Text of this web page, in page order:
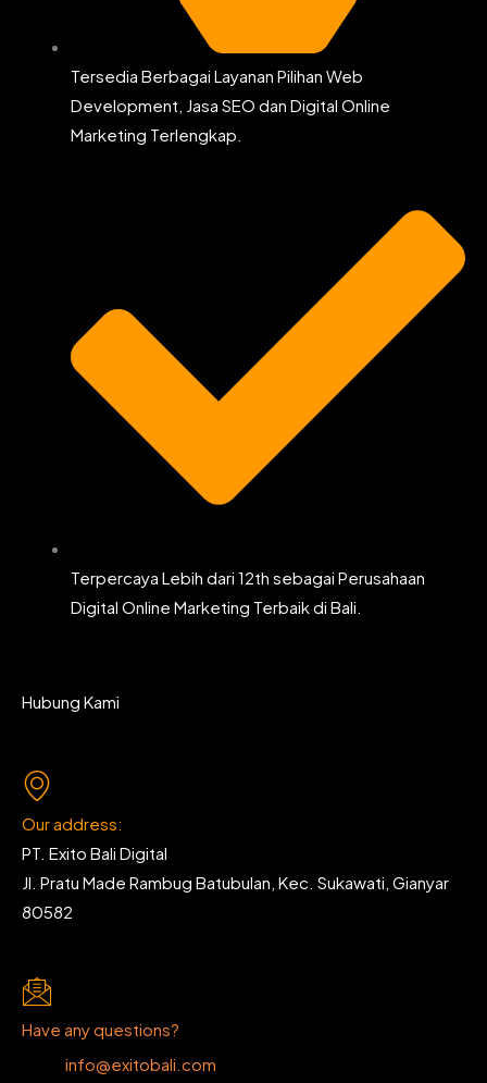
Tersedia Berbagai Layanan Pilihan Web
Development, Jasa SEO dan Digital Online
Marketing Terlengkap.
Terpercaya Lebih dari 12th sebagai Perusahaan
Digital Online Marketing Terbaik di Bali.
Hubung Kami
Our address:
PT. Exito Bali Digital
Jl. Pratu Made Rambug Batubulan, Kec. Sukawati, Gianyar
80582
Have any questions?
info@exitobali.com